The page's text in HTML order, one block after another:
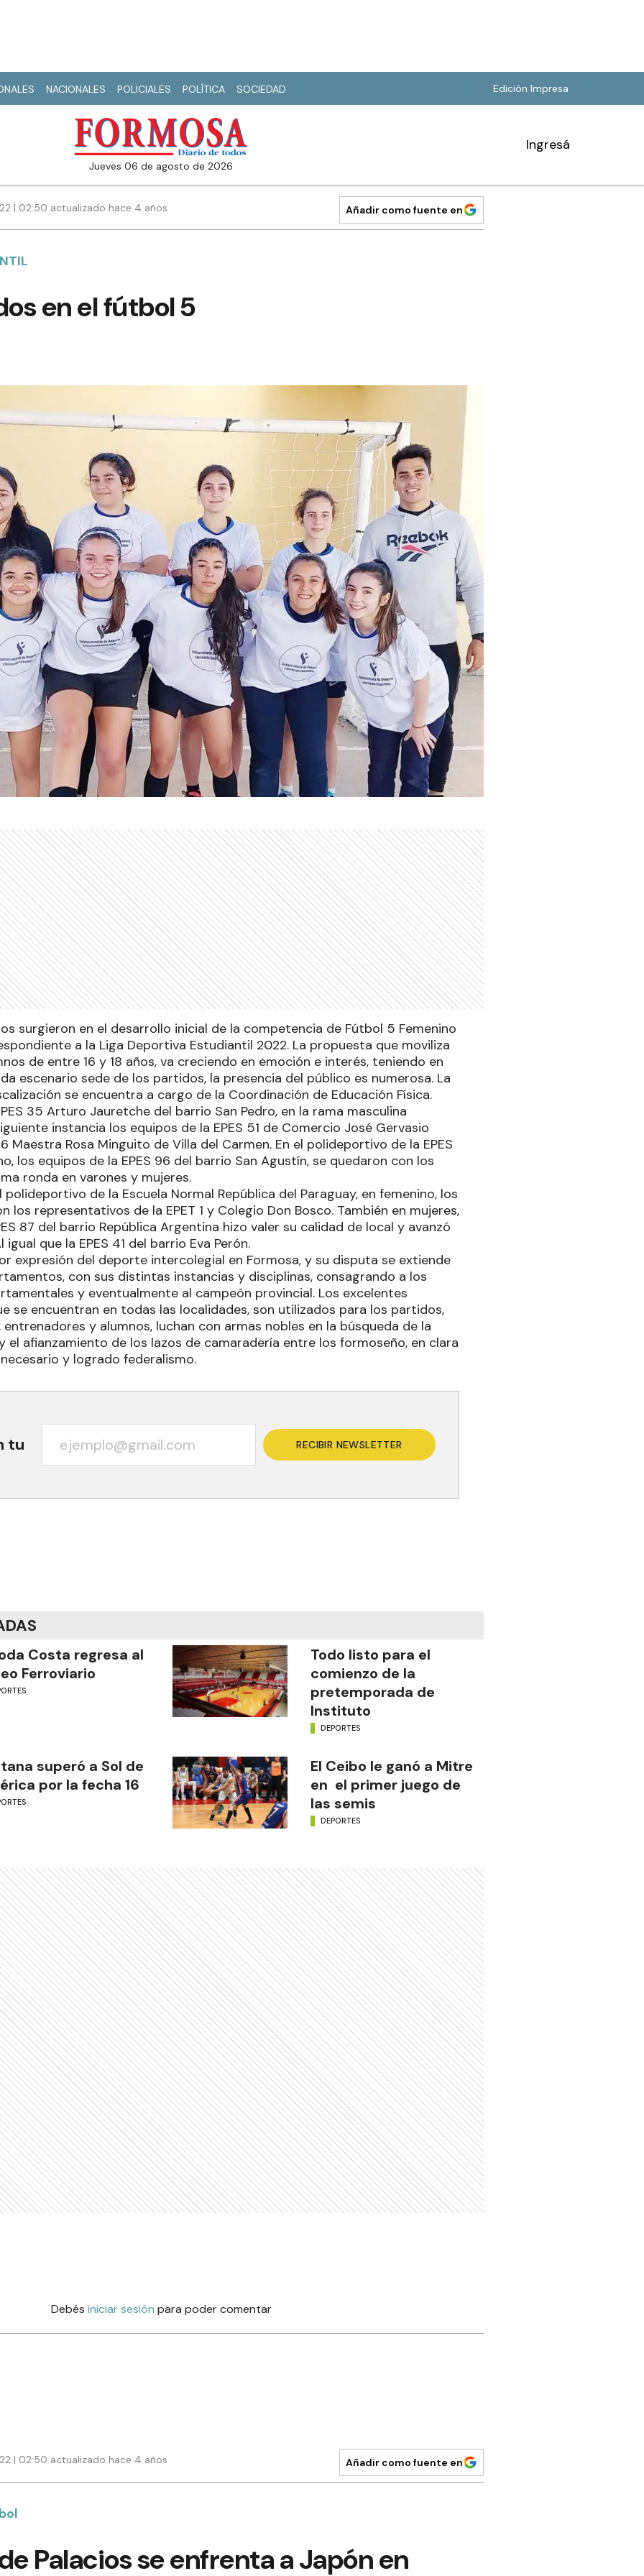
NACIONALES POLICIALES POLÍTICA SOCIEDAD Edición Impresa
jueves 06 de agosto de 2026
Ingresá
| 02:50 actualizado hace 4 años Añadir como fuente en
en el fútbol 5
surgieron en el desarrollo inicial de la competencia de Fútbol 5 Femenino
a la Liga Deportiva Estudiantil 2022. La propuesta que moviliza
de entre 16 y 18 años, va creciendo en emoción e interés, teniendo en
escenario sede de los partidos, la presencia del público es numerosa. La
se encuentra a cargo de la Coordinación de Educación Física.
35 Arturo Jauretche del barrio San Pedro, en la rama masculina
instancia los equipos de la EPES 51 de Comercio José Gervasio
Maestra Rosa Minguito de Villa del Carmen. En el polideportivo de la EPES
los equipos de la EPES 96 del barrio San Agustín, se quedaron con los
ronda en varones y mujeres.
polideportivo de la Escuela Normal República del Paraguay, en femenino, los
los representativos de la EPET 1 y Colegio Don Bosco. También en mujeres,
87 del barrio República Argentina hizo valer su calidad de local y avanzó
que la EPES 41 del barrio Eva Perón.
expresión del deporte intercolegial en Formosa, y su disputa se extiende
con sus distintas instancias y disciplinas, consagrando a los
y eventualmente al campeón provincial. Los excelentes
se encuentran en todas las localidades, son utilizados para los partidos,
y alumnos, luchan con armas nobles en la búsqueda de la
el afianzamiento de los lazos de camaradería entre los formoseño, en clara
y logrado federalismo.
tu RECIBIR NEWSLETTER
Costa regresa al
Ferroviario
Todo listo para el
comienzo de la
pretemporada de
Instituto
DEPORTES
superó a Sol de
por la fecha 16
El Ceibo le ganó a Mitre
en el primer juego de
las semis
DEPORTES
Debés iniciar sesión para poder comentar
| 02:50 actualizado hace 4 años Añadir como fuente en
Palacios se enfrenta a Japón en